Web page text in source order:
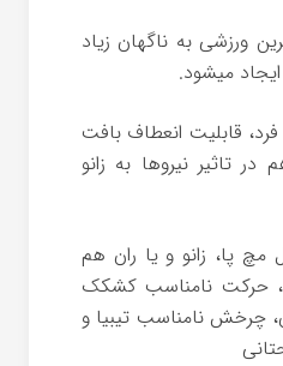
ورزشی به ناگهان زیاد
میشود.
قابلیت انعطاف بافت
تاثیر نیروها به زانو
مچ پا، زانو و یا ران هم
حرکت نامناسب کشکک
چرخش نامناسب تیبیا و